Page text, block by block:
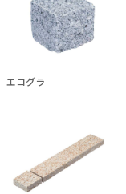
エコグラ